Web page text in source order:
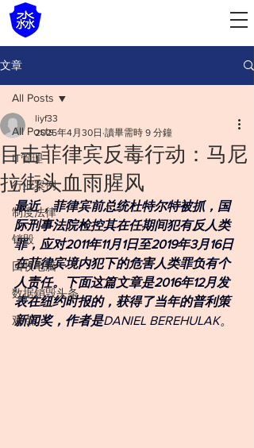
文章
All Posts
IT管理
行业案例
制度法律
销毁
回收电脑
数据销毁头条
观点
All Posts
目击菲律宾反毒行动：马尼
拉街头血雨腥风
liyf33
2025年4月30日 讀畢需時 9 分鐘
最近，菲律宾前总统杜特尔特被抓，国
际刑事法院检控其在任期间犯有反人类
罪，应对2011年11月1日至2019年3月16日
在菲律宾境内犯下的危害人类罪负有个
人责任。下面这篇文章是2016年12月发
表在纽约时报的，获得了当年的普利策
新闻奖，作者是DANIEL BEREHULAK。